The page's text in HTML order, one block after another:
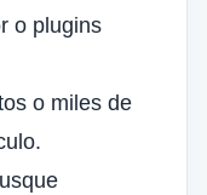
o plugins
o miles de